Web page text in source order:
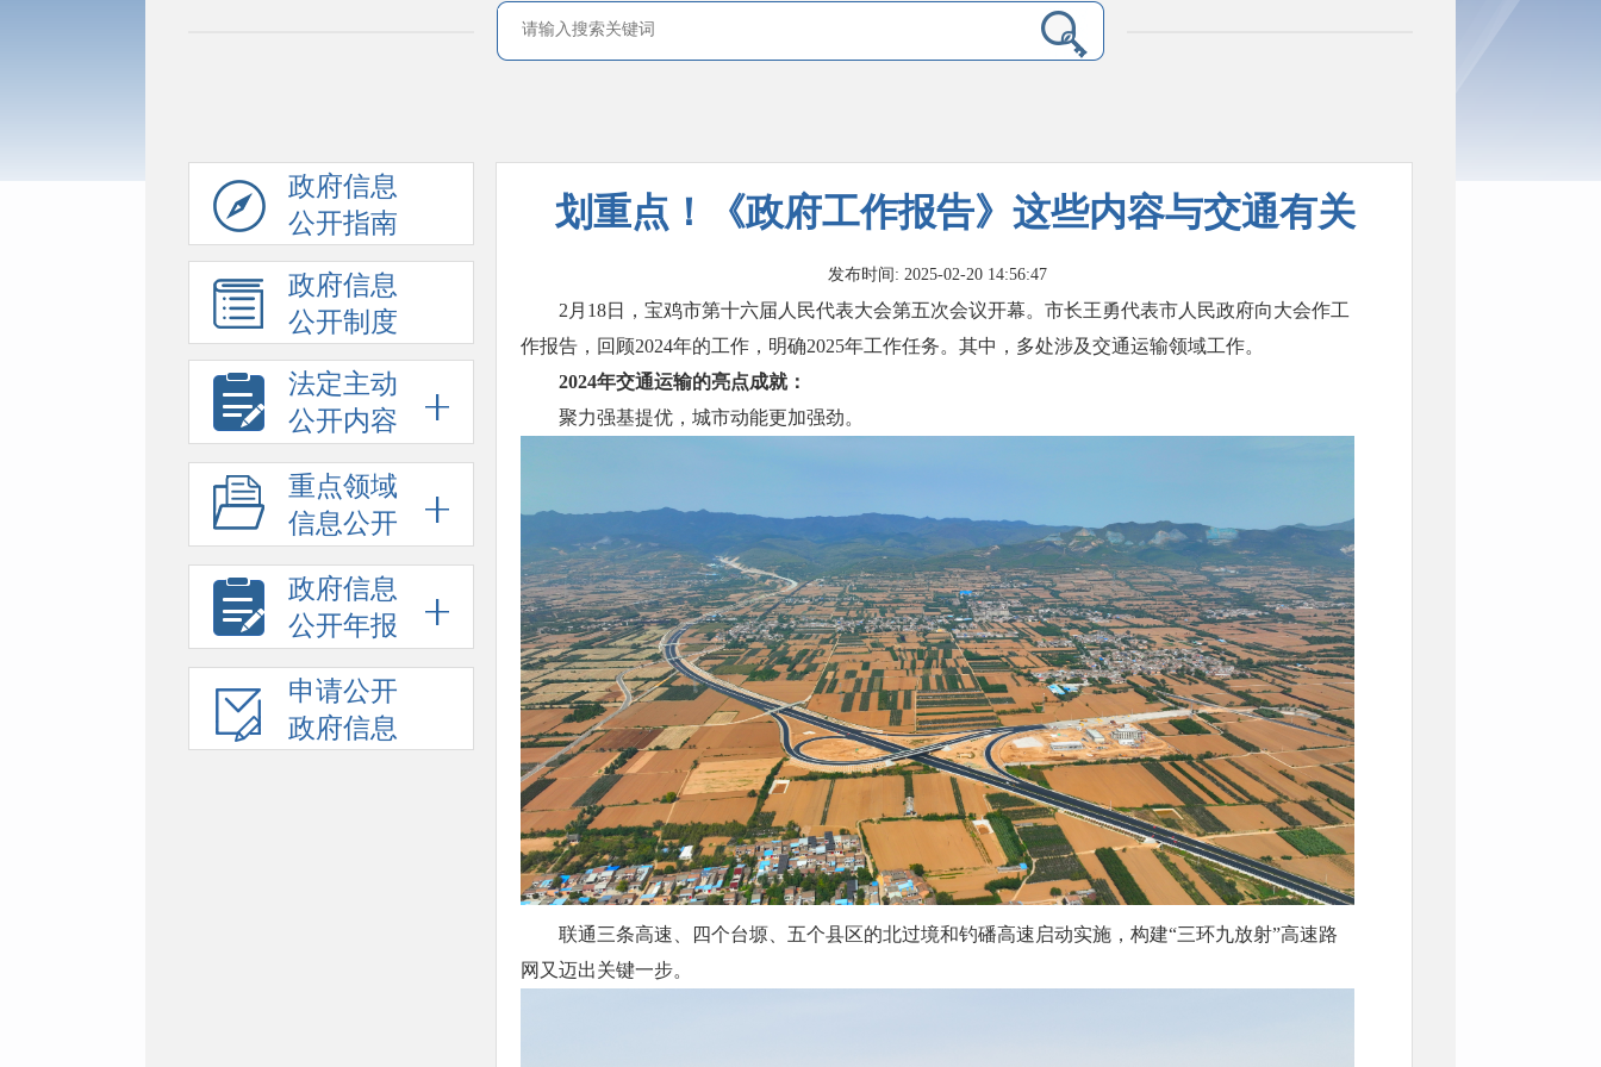
政府信息
公开指南
政府信息
公开制度
法定主动
公开内容
重点领域
信息公开
政府信息
公开年报
申请公开
政府信息
划重点！《政府工作报告》这些内容与交通有关
发布时间: 2025-02-20 14:56:47
2月18日，宝鸡市第十六届人民代表大会第五次会议开幕。市长王勇代表市人民政府向大会作工
作报告，回顾2024年的工作，明确2025年工作任务。其中，多处涉及交通运输领域工作。
2024年交通运输的亮点成就：
聚力强基提优，城市动能更加强劲。
联通三条高速、四个台塬、五个县区的北过境和钓磻高速启动实施，构建“三环九放射”高速路
网又迈出关键一步。